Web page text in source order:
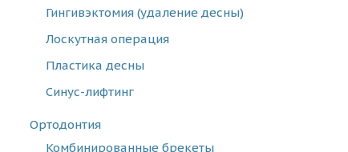
Гингивэктомия (удаление десны)
Лоскутная операция
Пластика десны
Синус-лифтинг
Ортодонтия
Комбинированные брекеты